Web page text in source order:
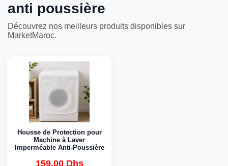
anti poussière
Découvrez nos meilleurs produits disponibles sur
MarketMaroc.
Housse de Protection pour
Machine à Laver
Imperméable Anti-Poussière
159,00 Dhs